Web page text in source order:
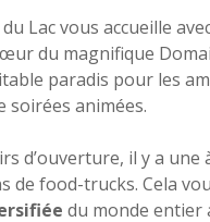
Lac vous accueille
du magnifique
paradis pour les
soirées animées.
d’ouverture, il y a une
de food-trucks. Cela
du monde entier